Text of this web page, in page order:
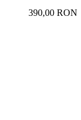
390,00 RON